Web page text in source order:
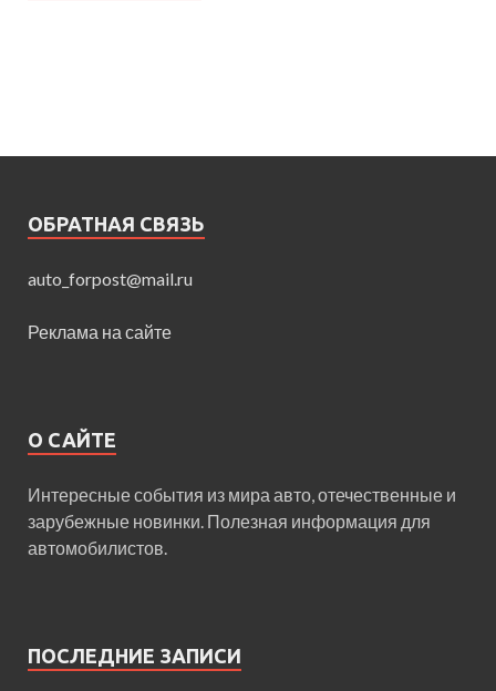
ОБРАТНАЯ СВЯЗЬ
auto_forpost@mail.ru
Реклама на сайте
О САЙТЕ
Интересные события из мира авто, отечественные и
зарубежные новинки. Полезная информация для
автомобилистов.
ПОСЛЕДНИЕ ЗАПИСИ